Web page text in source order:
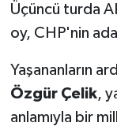
Üçüncü turda
oy, CHP'nin
Yaşananların
Özgür Çelik,
anlamıyla bir